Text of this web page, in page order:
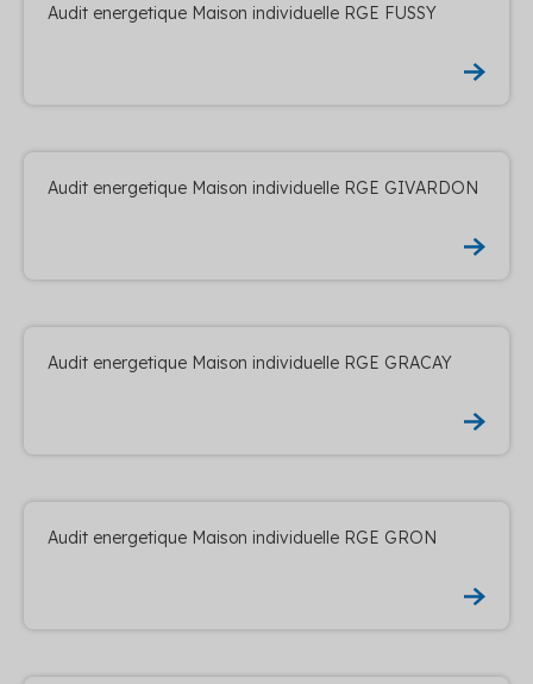
Audit energetique Maison individuelle RGE FUSSY
Audit energetique Maison individuelle RGE GIVARDON
Audit energetique Maison individuelle RGE GRACAY
Audit energetique Maison individuelle RGE GRON